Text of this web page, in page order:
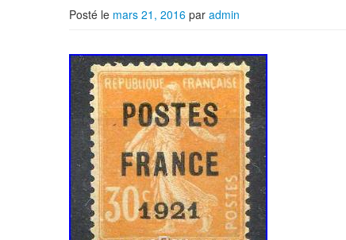
Posté le mars 21, 2016 par admin